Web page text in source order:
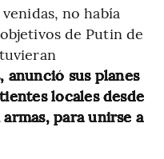
no había
de Putin de
anunció sus planes
locales desde
para unirse a